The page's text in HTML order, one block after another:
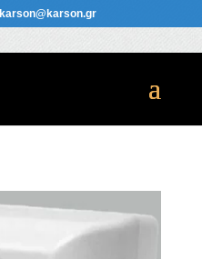
karson@karson.gr